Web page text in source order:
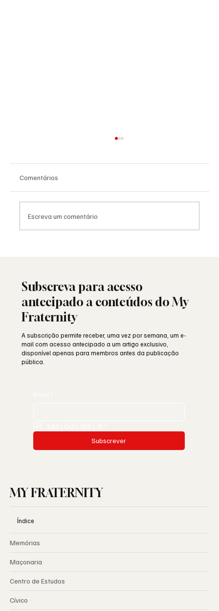
Comentários
Escreva um comentário
Subscreva para acesso
antecipado a conteúdos do My
Fraternity
A subscrição permite receber, uma vez por semana, um e-
mail com acesso antecipado a um artigo exclusivo,
disponível apenas para membros antes da publicação
pública.
Subscrever
MY FRATERNITY
Índice
Memórias
Maçonaria
Centro de Estudos
Cívico